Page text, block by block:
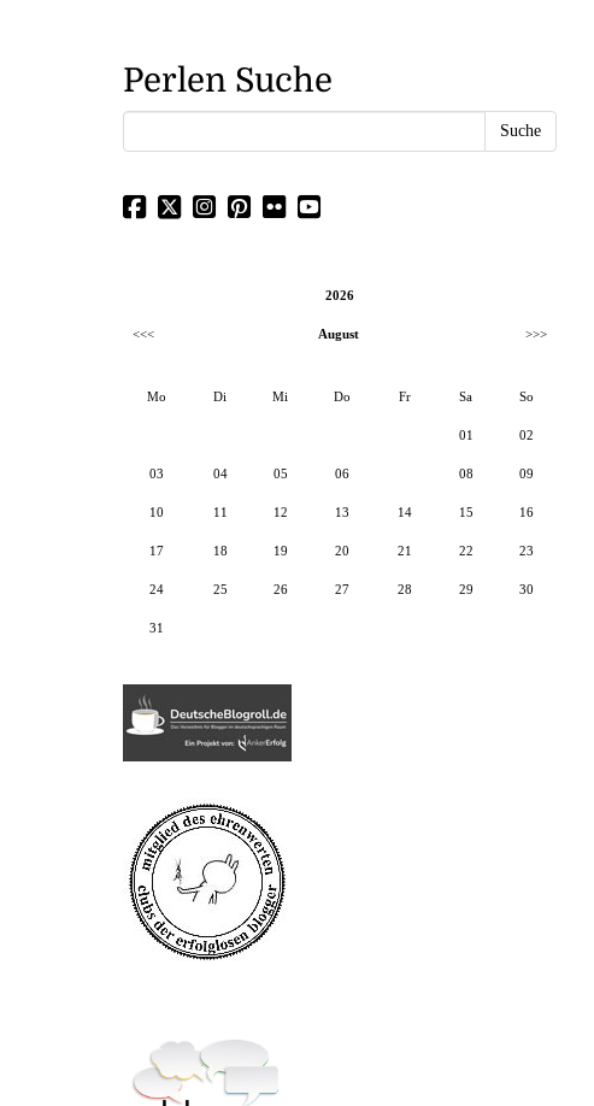
Perlen Suche
2026
<<< August >>>
Mo Di Mi Do Fr Sa So
01 02
03 04 05 06 08 09
10 11 12 13 14 15 16
17 18 19 20 21 22 23
24 25 26 27 28 29 30
31